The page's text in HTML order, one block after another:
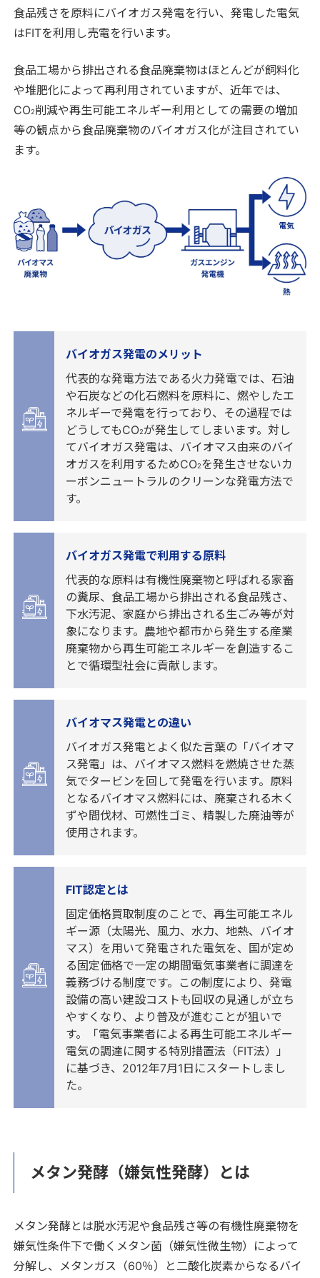
食品残さを原料にバイオガス発電を行い、発電した電気
はFITを利用し売電を行います。
食品工場から排出される食品廃棄物はほとんどが飼料化
や堆肥化によって再利用されていますが、近年では、
CO2削減や再生可能エネルギー利用としての需要の増加
等の観点から食品廃棄物のバイオガス化が注目されてい
ます。
バイオガス発電のメリット
代表的な発電方法である火力発電では、石油
や石炭などの化石燃料を原料に、燃やしたエ
ネルギーで発電を行っており、その過程では
どうしてもCO2が発生してしまいます。対し
てバイオガス発電は、バイオマス由来のバイ
オガスを利用するためCO2 を発生させないカ
ーボンニュートラルのクリーンな発電方法で
す。
バイオガス発電で利用する原料
代表的な原料は有機性廃棄物と呼ばれる家畜
の糞尿、食品工場から排出される食品残さ、
下水汚泥、家庭から排出される生ごみ等が対
象になります。農地や都市から発生する産業
廃棄物から再生可能エネルギーを創造するこ
とで循環型社会に貢献します。
バイオマス発電との違い
バイオガス発電とよく似た言葉の「バイオマ
ス発電」は、バイオマス燃料を燃焼させた蒸
気でタービンを回して発電を行います。原料
となるバイオマス燃料には、廃棄される木く
ずや間伐材、可燃性ゴミ、精製した廃油等が
使用されます。
FIT認定とは
固定価格買取制度のことで、再生可能エネル
ギー源（太陽光、風力、水力、地熱、バイオ
マス）を用いて発電された電気を、国が定め
る固定価格で一定の期間電気事業者に調達を
義務づける制度です。この制度により、発電
設備の高い建設コストも回収の見通しが立ち
やすくなり、より普及が進むことが狙いで
す。「電気事業者による再生可能エネルギー
電気の調達に関する特別措置法（FIT法）」
に基づき、2012年7月1日にスタートしまし
た。
メタン発酵（嫌気性発酵）とは
メタン発酵とは脱水汚泥や食品残さ等の有機性廃棄物を
嫌気性条件下で働くメタン菌（嫌気性微生物）によって
分解し、メタンガス（60％）と二酸化炭素からなるバイ